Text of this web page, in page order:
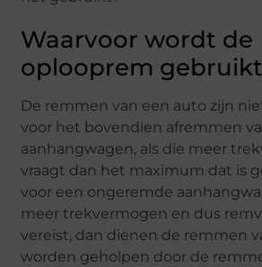
Waarvoor wordt de
oplooprem gebruikt
De remmen van een auto zijn
voor het bovendien afremmen
aanhangwagen, als die meer
vraagt dan het maximum dat is
voor een ongeremde
meer trekvermogen en dus
vereist, dan dienen de remmen
worden geholpen door de